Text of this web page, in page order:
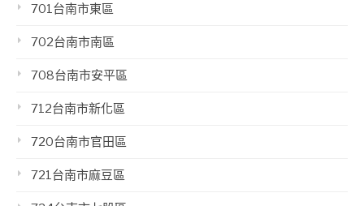
701台南市東區
702台南市南區
708台南市安平區
712台南市新化區
720台南市官田區
721台南市麻豆區